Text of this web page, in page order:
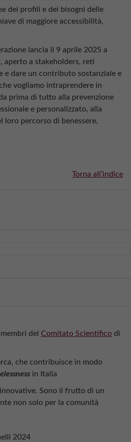
dei profili e dei bisogni delle
di maggiore accessibilità,
lancia il 9 aprile 2025 a
aperto a stakeholders, reti
e dare un contributo sostanziale e
vogliamo intraprendere in
prima di tutto alla prevenzione
e personalizzato, alla
loro percorso di benessere,
Torna all’indice
del Comitato Scientificodi
che contribuisce in modo
in Italia
Sono il frutto di un
non solo per la comunità
2024